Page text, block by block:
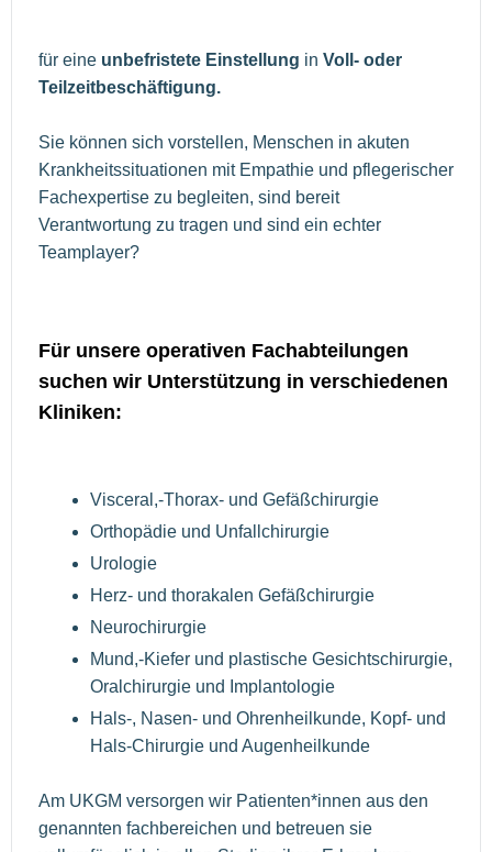
für eine unbefristete Einstellung in Voll- oder
Teilzeitbeschäftigung.
Sie können sich vorstellen, Menschen in akuten
Krankheitssituationen mit Empathie und pflegerischer
Fachexpertise zu begleiten, sind bereit
Verantwortung zu tragen und sind ein echter
Teamplayer?
Für unsere operativen Fachabteilungen
suchen wir Unterstützung in verschiedenen
Kliniken:
Visceral,-Thorax- und Gefäßchirurgie
Orthopädie und Unfallchirurgie
Urologie
Herz- und thorakalen Gefäßchirurgie
Neurochirurgie
Mund,-Kiefer und plastische Gesichtschirurgie,
Oralchirurgie und Implantologie
Hals-, Nasen- und Ohrenheilkunde, Kopf- und
Hals-Chirurgie und Augenheilkunde
Am UKGM versorgen wir Patienten*innen aus den
genannten fachbereichen und betreuen sie